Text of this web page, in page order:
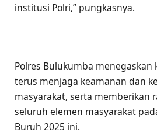
institusi Polri,” pungkasnya.
Polres Bulukumba
terus menjaga keamanan dan
masyarakat, serta memberikan
seluruh elemen masyarakat
Buruh 2025 ini.